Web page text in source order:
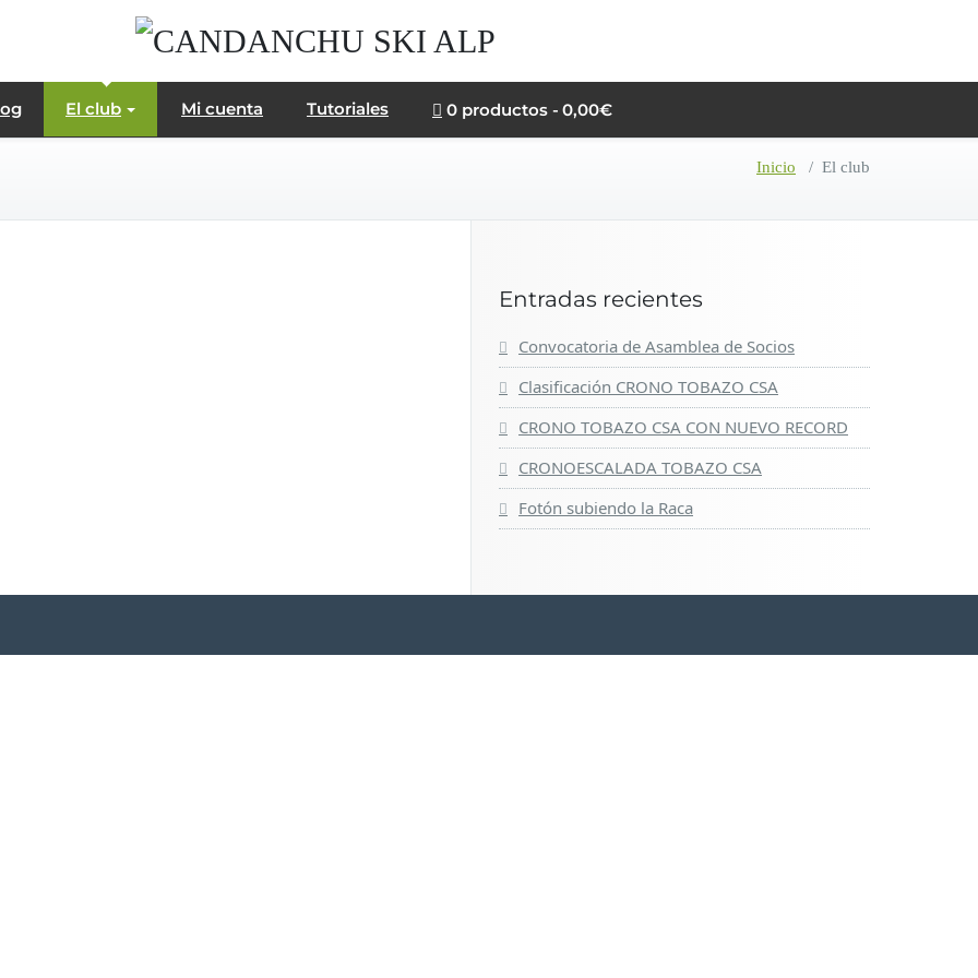
El club Mi cuenta Tutoriales 0 productos 0,00€
Inicio / El club
Entradas recientes
Convocatoria de Asamblea de Socios
Clasificación CRONO TOBAZO CSA
CRONO TOBAZO CSA CON NUEVO RECORD
CRONOESCALADA TOBAZO CSA
Fotón subiendo la Raca